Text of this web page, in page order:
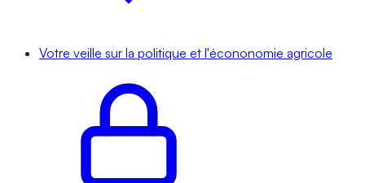
Votre veille sur la politique et l'écononomie agricole